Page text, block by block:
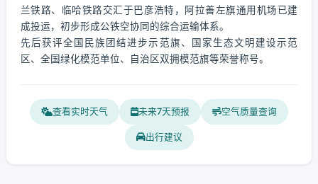
兰铁路、临哈铁路交汇于巴彦浩特，阿拉善左旗通用机场已建
成投运，初步形成公铁空协同的综合运输体系。
先后获评全国民族团结进步示范旗、国家生态文明建设示范
区、全国绿化模范单位、自治区双拥模范旗等荣誉称号。
查看实时天气 未来7天预报 空气质量查询
出行建议